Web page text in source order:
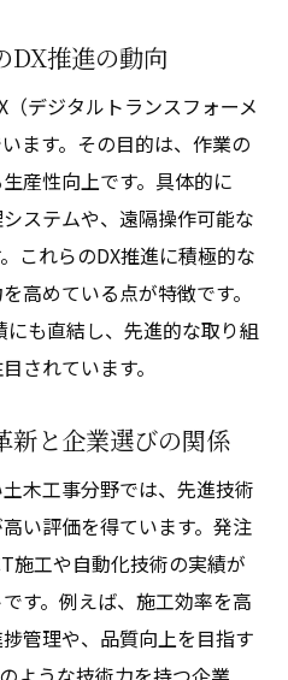
DX推進の動向
デジタルトランスフォーメ
ます。その目的は、作業の
産性向上です。具体的に
ステムや、遠隔操作可能な
これらのDX推進に積極的な
高めている点が特徴です。
も直結し、先進的な取り組
されています。
新と企業選びの関係
木工事分野では、先進技術
い評価を得ています。発注
施工や自動化技術の実績が
す。例えば、施工効率を高
管理や、品質向上を目指す